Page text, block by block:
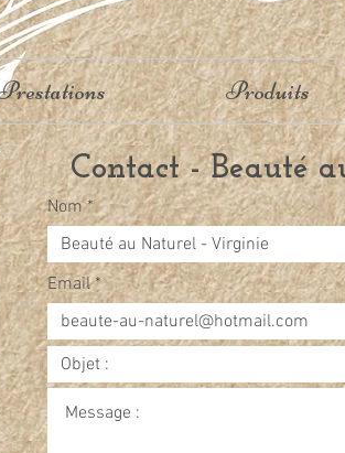
Produits
Contact - Beauté
Nom
Email